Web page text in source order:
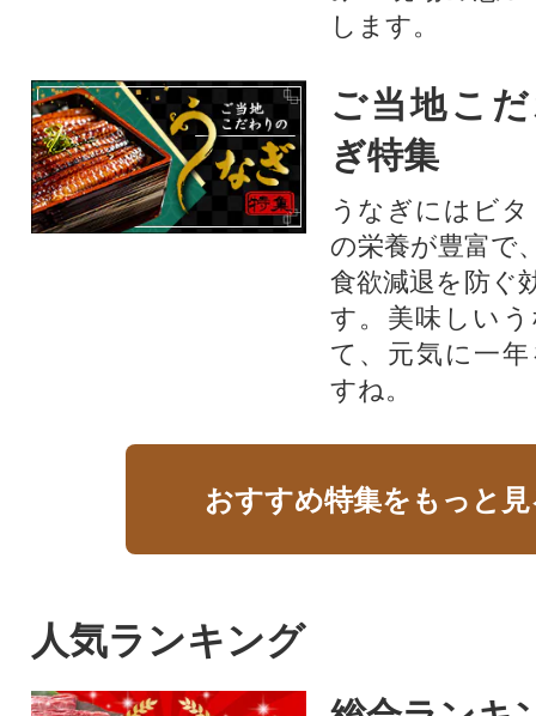
します。
ご当地こ
ぎ特集
うなぎにはビ
の栄養が豊富で
食欲減退を防ぐ
す。美味しい
て、元気に一
すね。
おすすめ特集をもっと
人気ランキング